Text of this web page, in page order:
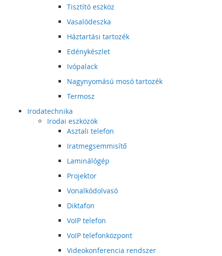
Tisztító eszköz
Vasalódeszka
Háztartási tartozék
Edénykészlet
Ivópalack
Nagynyomású mosó tartozék
Termosz
Irodatechnika
Irodai eszközök
Asztali telefon
Iratmegsemmisítő
Laminálógép
Projektor
Vonalkódolvasó
Diktafon
VoIP telefon
VoIP telefonközpont
Videokonferencia rendszer